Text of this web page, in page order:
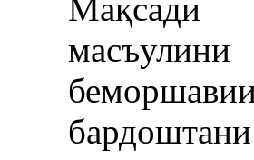
Мақсади